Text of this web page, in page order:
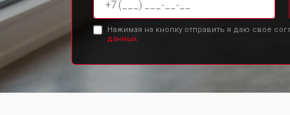
Нажимая на кнопку отправить я даю свое
данных.